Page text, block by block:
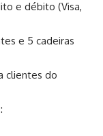
e débito (Visa,
e 5 cadeiras
clientes do
: